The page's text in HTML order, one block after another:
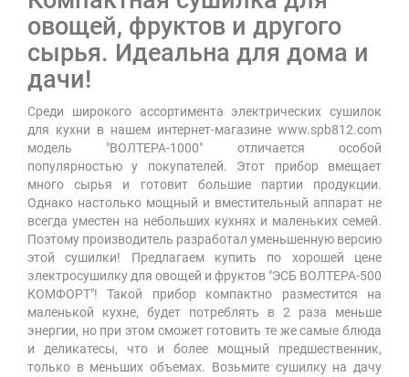
овощей, фруктов и другого
сырья. Идеальна для дома и
дачи!
Среди широкого ассортимента электрических сушилок
для кухни в нашем интернет-магазине www.spb812.com
модель "ВОЛТЕРА-1000" отличается особой
популярностью у покупателей. Этот прибор вмещает
много сырья и готовит большие партии продукции.
Однако настолько мощный и вместительный аппарат не
всегда уместен на небольших кухнях и маленьких семей.
Поэтому производитель разработал уменьшенную версию
этой сушилки! Предлагаем купить по хорошей цене
электросушилку для овощей и фруктов "ЭСБ ВОЛТЕРА-500
КОМФОРТ"! Такой прибор компактно разместится на
маленькой кухне, будет потреблять в 2 раза меньше
энергии, но при этом сможет готовить те же самые блюда
и деликатесы, что и более мощный предшественник,
только в меньших объемах. Возьмите сушилку на дачу